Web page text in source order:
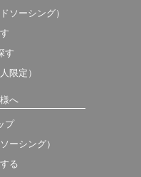
ソーシング）
す
限定）
へ
プ
ーシング）
る